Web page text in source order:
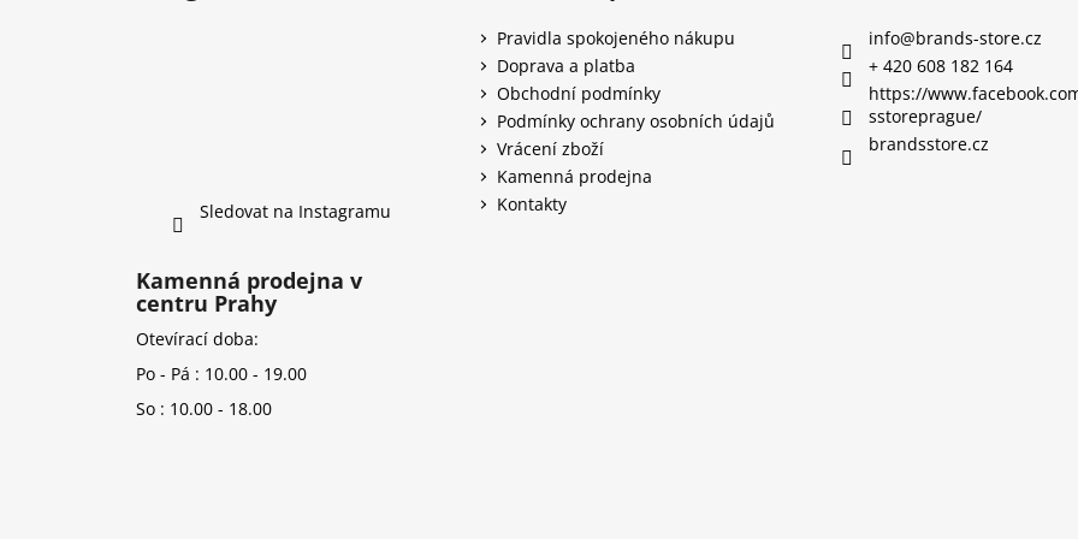
Sledovat na Instagramu
Pravidla spokojeného nákupu
Doprava a platba
Obchodní podmínky
Podmínky ochrany osobních údajů
Vrácení zboží
Kamenná prodejna
Kontakty
info@brands-store.cz
+ 420 608 182 164
https://
sstoreprague/
brandsstore.cz
Kamenná prodejna v
centru Prahy
Otevírací doba:
Po - Pá : 10.00 - 19.00
So : 10.00 - 18.00